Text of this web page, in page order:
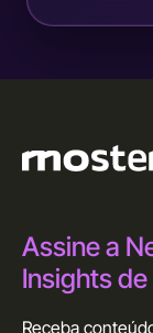
Assine a
Insights
Receba